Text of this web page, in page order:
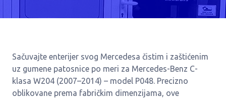
Sačuvajte enterijer svog Mercedesa čistim i zaštićenim
uz gumene patosnice po meri za Mercedes-Benz C-
klasa W204 (2007–2014) – model P048. Precizno
oblikovane prema fabričkim dimenzijama, ove